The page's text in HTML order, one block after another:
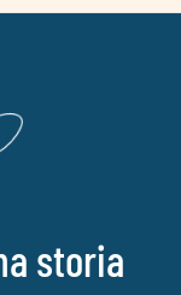
storia